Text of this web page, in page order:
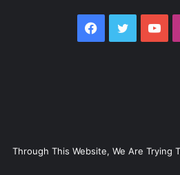
Facebook
Twitter
Through This Website, We Are Trying